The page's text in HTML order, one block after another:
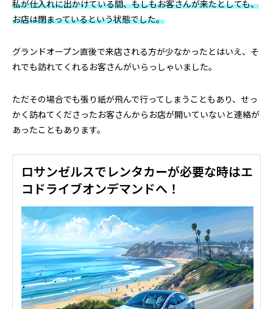
私が仕入れに出かけている間、もしもお客さんが来たとしても、
お店は閉まっているという状態でした。
グランドオープン直後で来店される方が少なかったとはいえ、そ
れでも訪れてくれるお客さんがいらっしゃいました。
ただその場合でも張り紙が飛んで行ってしまうこともあり、せっ
かく訪ねてくださったお客さんからお店が開いていないと連絡が
あったこともあります。
ロサンゼルスでレンタカーが必要な時はエ
コドライブオンデマンドへ！